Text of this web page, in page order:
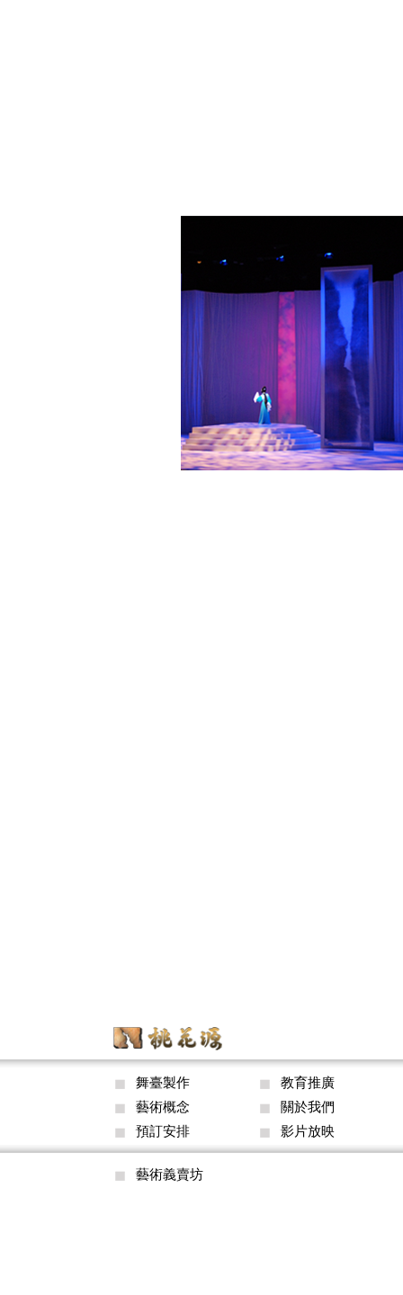
舞臺製作
教育推廣
藝術概念
關於我們
預訂安排
影片放映
藝術義賣坊